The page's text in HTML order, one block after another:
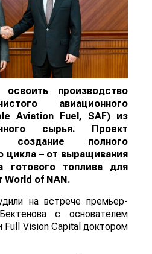
производство
авиационного
Aviation Fuel, SAF) из
сырья. Проект
создание полного
цикла – от выращивания
готового топлива для
World of NAN.
на встрече премьер-
с основателем
Full Vision Capital доктором